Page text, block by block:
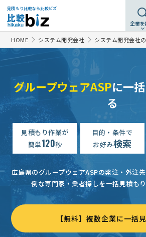
見積もり比較なら比較ビズ
企業
HOME システム開発会社 システム開発会社
グループウェアASPに一
る
見積もり作業が
簡単120秒
目的・条件で
お好み検索
広島県のグループウェアASPの発注・外注先
倒な専門家・業者探しを一括見積も
【無料】複数企業に一括